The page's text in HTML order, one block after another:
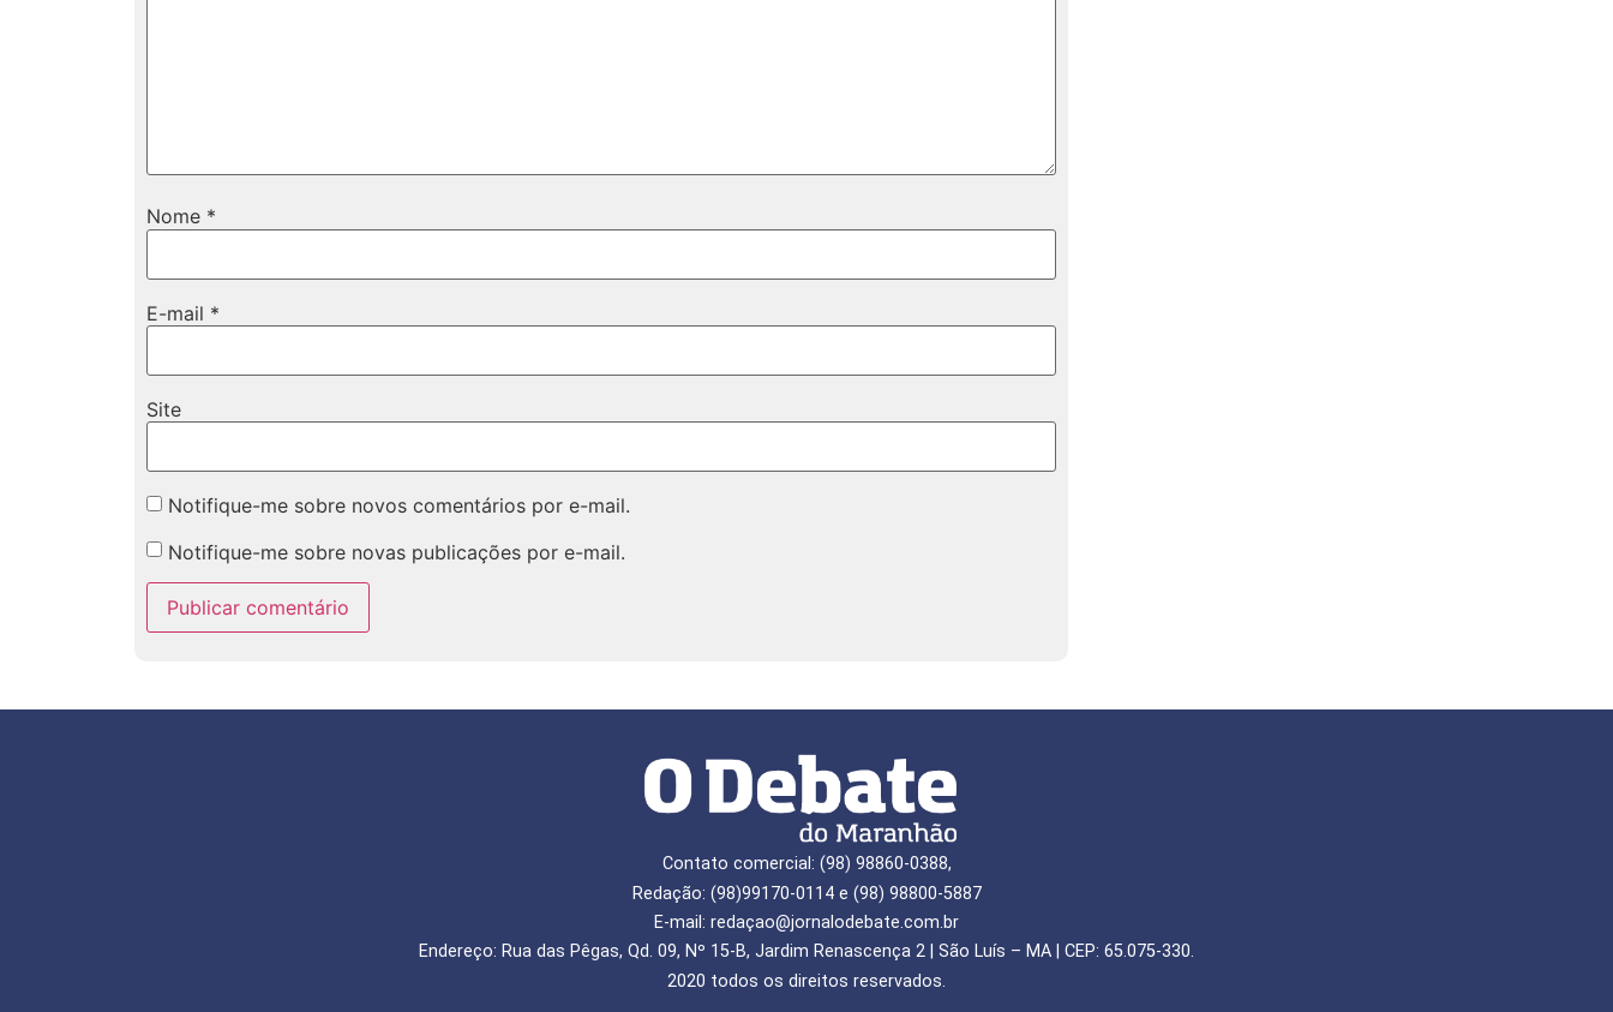
Nome *
E-mail *
Site
Notifique-me sobre novos comentários por e-mail.
Notifique-me sobre novas publicações por e-mail.
Contato comercial: (98) 98860-0388,
Redação: (98)99170-0114 e (98) 98800-5887
E-mail: redaçao@jornalodebate.com.br
Endereço: Rua das Pêgas, Qd. 09, Nº 15-B, Jardim Renascença 2 | São Luís – MA | CEP: 65.075-330.
2020 todos os direitos reservados.